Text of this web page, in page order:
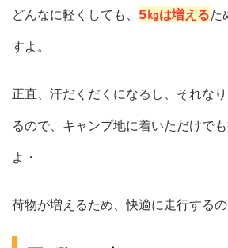
どんなに軽くしても、 5㎏は増えるた
すよ。
正直、汗だくだくになるし、それな
るので、キャンプ地に着いただけで
よ・
荷物が増えるため、快適に走行するの